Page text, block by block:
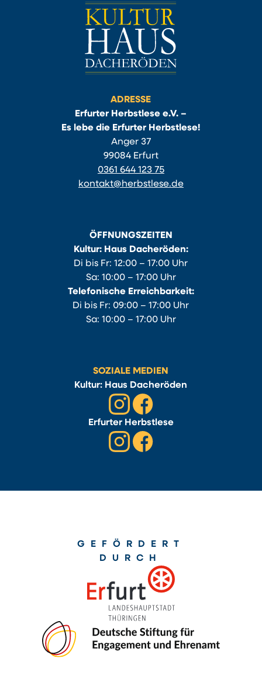
ADRESSE
Erfurter Herbstlese e.V. –
Es lebe die Erfurter Herbstlese!
Anger 37
99084 Erfurt
0361 644 123 75
kontakt@herbstlese.de
ÖFFNUNGSZEITEN
Kultur: Haus Dacheröden:
Di bis Fr: 12:00 – 17:00 Uhr
Sa: 10:00 – 17:00 Uhr
Telefonische Erreichbarkeit:
Di bis Fr: 09:00 – 17:00 Uhr
Sa: 10:00 – 17:00 Uhr
SOZIALE MEDIEN
Kultur: Haus Dacheröden
Erfurter Herbstlese
GEFÖRDERT
DURCH